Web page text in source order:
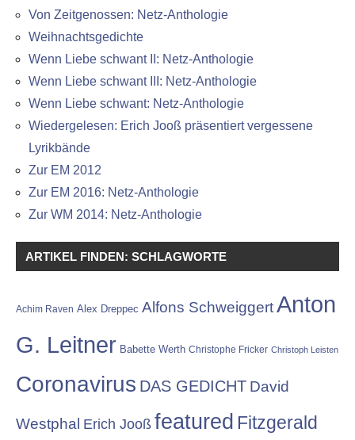
Von Zeitgenossen: Netz-Anthologie
Weihnachtsgedichte
Wenn Liebe schwant II: Netz-Anthologie
Wenn Liebe schwant III: Netz-Anthologie
Wenn Liebe schwant: Netz-Anthologie
Wiedergelesen: Erich Jooß präsentiert vergessene
Lyrikbände
Zur EM 2012
Zur EM 2016: Netz-Anthologie
Zur WM 2014: Netz-Anthologie
ARTIKEL FINDEN: SCHLAGWORTE
Achim Raven Alex Dreppec Alfons Schweiggert Anton
G. Leitner Babette Werth Christophe Fricker Christoph Leisten
Coronavirus DAS GEDICHT David
Westphal Erich Jooß featured Fitzgerald